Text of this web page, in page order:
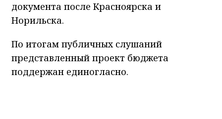
документа после Красноярска и
Норильска.
По итогам публичных слушаний
представленный проект бюджета
поддержан единогласно.